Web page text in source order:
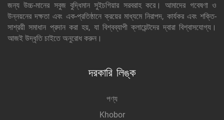
জন্য উচ্চ-মানের সবুজ বুদ্ধিমান সুইচগিয়ার সরবরাহ করে। আমাদের গবেষণা ও
উন্নয়নের দক্ষতা এবং এক-প্রতিষ্ঠানে ক্রয়ের মাধ্যমে নিরাপদ, কার্যকর এবং শক্তি-
সাশ্রয়ী সমাধান প্রদান করা হয়, যা বিশ্বব্যাপী ক্লায়েন্টদের দ্বারা বিশ্বাসযোগ্য।
আজই উদ্ধৃতি চাইতে অনুরোধ করুন।
দরকারি লিঙ্ক
পণ্য
Khobor